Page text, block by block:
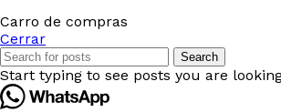
Carro de compras
Cerrar
Search
Start typing to see posts you are